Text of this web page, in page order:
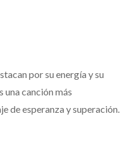
por su energía y su
canción más
de esperanza y superación.